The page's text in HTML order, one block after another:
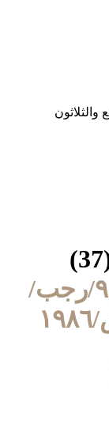
شرح الرسالة التدمرية (37)
٩/رجب/